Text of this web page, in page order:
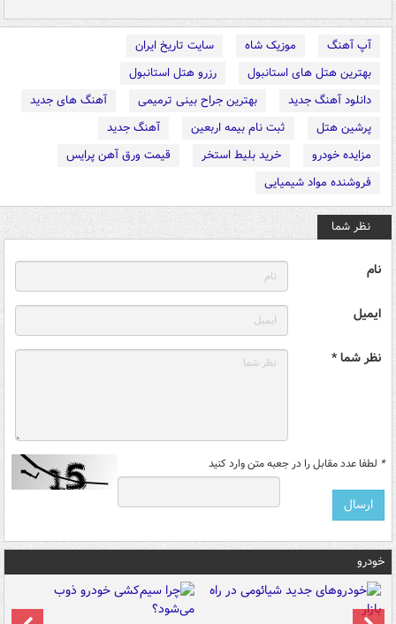
آپ آهنگ موزیک شاه
سایت تاریخ ایران
بهترین هتل های استانبول
رزرو هتل استانبول
دانلود آهنگ جدید
بهترین جراح بینی ترمیمی
آهنگ های جدید
پرشین هتل
ثبت نام بیمه اربعین
آهنگ جدید
مزایده خودرو
خرید بلیط استخر
قیمت ورق آهن پرایس
فروشنده مواد شیمیایی
نظر شما
نام
ایمیل
نظر شما *
* لطفا عدد مقابل را در جعبه متن وارد کنید
خودرو